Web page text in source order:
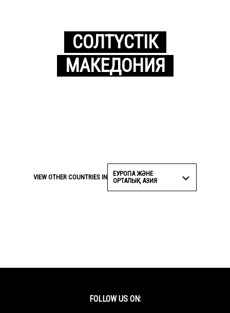
СОЛТҮСТІК
МАКЕДОНИЯ
VIEW OTHER COUNTRIES IN
ЕУРОПА ЖӘНЕ
ОРТАЛЫҚ АЗИЯ
FOLLOW US ON: